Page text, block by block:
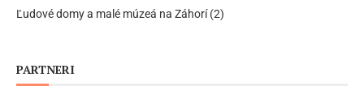
Ľudové domy a malé múzeá na Záhorí (2)
PARTNERI